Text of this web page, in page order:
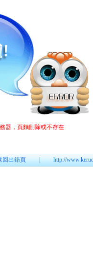
，頁麵刪除或不存在
回出錯頁|http://